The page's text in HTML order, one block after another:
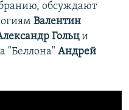
обсуждают
Валентин
Гольци
"Беллона" Андрей